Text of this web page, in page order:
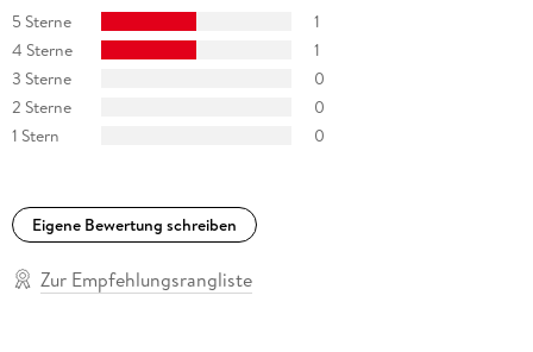
5 Sterne
1
4 Sterne
1
3 Sterne
0
2 Sterne
0
1 Stern
0
Eigene Bewertung schreiben
Zur Empfehlungsrangliste